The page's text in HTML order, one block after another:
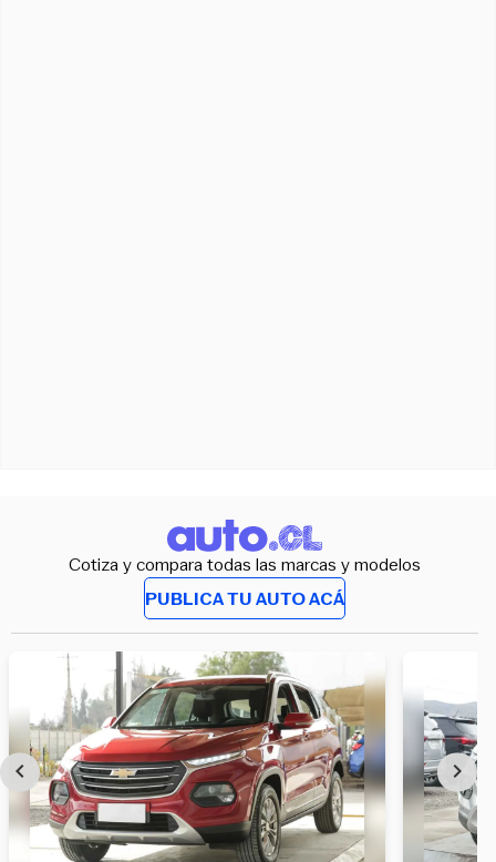
Cotiza y compara todas las marcas y modelos
PUBLICA TU AUTO ACÁ